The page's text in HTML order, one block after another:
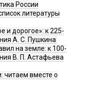
России
литературы
и дорогое»: к 225-
А. С. Пушкина
на земле: к 100-
В. П. Астафьева
читаем вместе о